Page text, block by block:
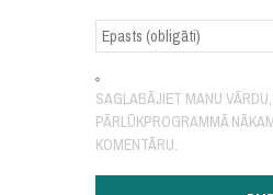
SAGLABĀJIET MANU
PĀRLŪKPROGRAMMĀ
KOMENTĀRU.